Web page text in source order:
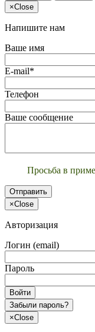
×Close
Напишите нам
Ваше имя
E-mail*
Телефон
Ваше сообщение
Просьба в
Отправить
×Close
Авторизация
Логин (email)
Пароль
Войти
Забыли пароль?
×Close